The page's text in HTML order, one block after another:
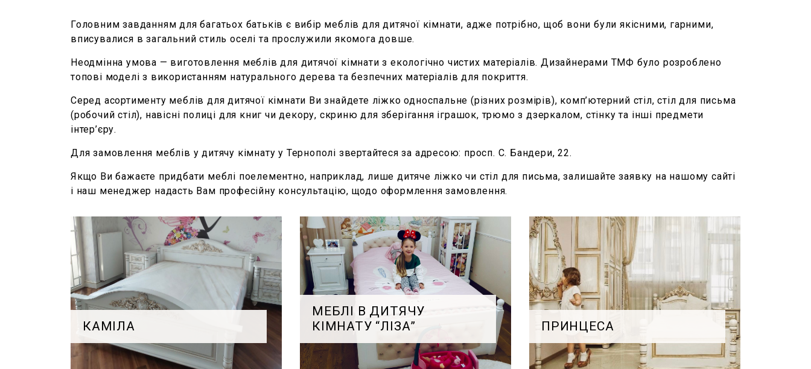
Головним завданням для багатьох батьків є вибір меблів для дитячої кімнати, адже потрібно, щоб вони були якісними, гарними,
вписувалися в загальний стиль оселі та прослужили якомога довше.
Неодмінна умова — виготовлення меблів для дитячої кімнати з екологічно чистих матеріалів. Дизайнерами ТМФ було розроблено
топові моделі з використанням натурального дерева та безпечних матеріалів для покриття.
Серед асортименту меблів для дитячої кімнати Ви знайдете ліжко односпальне (різних розмірів), комп’ютерний стіл, стіл для письма
(робочий стіл), навісні полиці для книг чи декору, скриню для зберігання іграшок, трюмо з дзеркалом, стінку та інші предмети
інтер’єру.
Для замовлення меблів у дитячу кімнату у Тернополі звертайтеся за адресою: просп. С. Бандери, 22.
Якщо Ви бажаєте придбати меблі поелементно, наприклад, лише дитяче ліжко чи стіл для письма, залишайте заявку на нашому сайті
і наш менеджер надасть Вам професійну консультацію, щодо оформлення замовлення.
КАМІЛА
МЕБЛІ В ДИТЯЧУ
КІМНАТУ “ЛІЗА”
ПРИНЦЕСА